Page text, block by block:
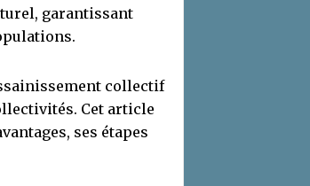
garantissant
collectif
Cet article
ses étapes